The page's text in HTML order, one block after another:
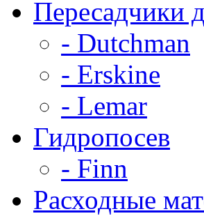
Пересадчики
- Dutchman
- Erskine
- Lemar
Гидропосев
- Finn
Расходные